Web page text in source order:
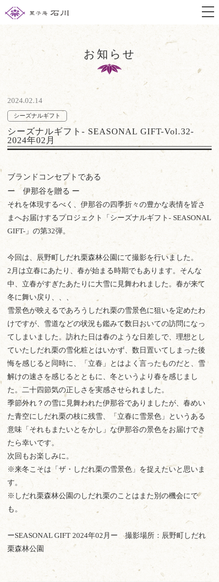
お知らせ
2024.02.14
シーズナルギフト
シーズナルギフト- SEASONAL GIFT-Vol.32-
2024年02月
ブランドコンセプトである
ー 伊那谷を贈る ー
それを体現するべく、伊那谷の四季折々の豊かな表情を皆さ
まへお届けするプロジェクト「シーズナルギフト- SEASONAL
GIFT-」の第32弾。
今回は、辰野町しだれ栗森林公園にて撮影を行いました。
2月は立春にあたり、春が始まる時期でもあります。そんな
中、立春がすぎたあたりに大雪に見舞われました。春が来て
冬に舞い戻り、、、
雪景色が映えるであろうしだれ栗の雪景色に狙いを定めたわ
けですが、雪道などの状況も鑑みて数日おいての訪問になっ
てしまいました。訪れた日は春のような日差しで、理想とし
ていたしだれ栗の雪化粧とはいかず、数日置いてしまった後
悔を感じると同時に、「立春」とはよく言ったものだと、雪
解けの速さを感じるとともに、冬というより春を感じまし
た。二十四節気の正しさを実感させられました。
季節外れ？の雪に見舞われた伊那谷でありましたが、春めい
た青空にしだれ栗の枝に残雪、「立春に雪景色」というある
意味「それもまたいとをかし」な伊那谷の景色をお届けでき
たら幸いです。
次回もお楽しみに。
※来冬こそは「ザ・しだれ栗の雪景色」を捉えたいと思いま
す。
※しだれ栗森林公園のしだれ栗のことはまた別の機会にで
も。
ーSEASONAL GIFT 2024年02月ー 撮影場所：辰野町しだれ
栗森林公園